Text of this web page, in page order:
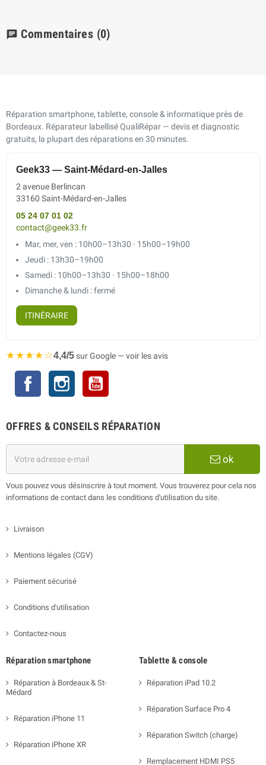
chat Commentaires (0)
Réparation smartphone, tablette, console & informatique près de
Bordeaux. Réparateur labellisé QualiRépar — devis et diagnostic
gratuits, la plupart des réparations en 30 minutes.
Geek33 — Saint-Médard-en-Jalles
2 avenue Berlincan
33160 Saint-Médard-en-Jalles
05 24 07 01 02
contact@geek33.fr
Mar, mer, ven : 10h00–13h30 · 15h00–19h00
Jeudi : 13h30–19h00
Samedi : 10h00–13h30 · 15h00–18h00
Dimanche & lundi : fermé
ITINÉRAIRE
★★★★☆4,4/5sur Google — voir les avis
Facebook Instagram
OFFRES & CONSEILS RÉPARATION
ok
Vous pouvez vous désinscrire à tout moment. Vous trouverez pour cela nos
informations de contact dans les conditions d'utilisation du site.
Livraison
Mentions légales (CGV)
Paiement sécurisé
Conditions d'utilisation
Contactez-nous
Réparation smartphone
Réparation à Bordeaux & St-
Médard
Réparation iPhone 11
Réparation iPhone XR
Tablette & console
Réparation iPad 10.2
Réparation Surface Pro 4
Réparation Switch (charge)
Remplacement HDMI PS5